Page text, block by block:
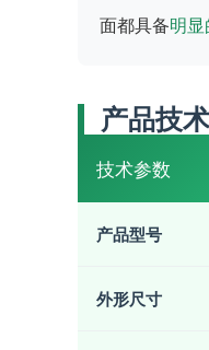
面都具备明显
产品技
技术参数
产品型号
外形尺寸